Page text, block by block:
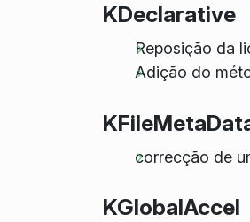
KDeclarative
Reposição da
Adição do
correcção de
KGlobalAccel